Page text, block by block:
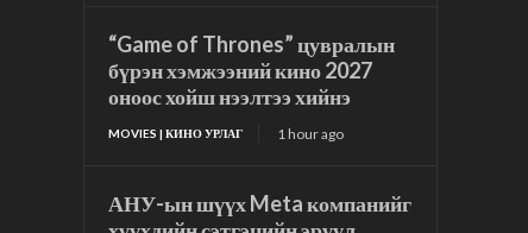
“Game of Thrones” цувралын
бүрэн хэмжээний кино 2027
оноос хойш нээлтээ хийнэ
MOVIES | КИНО УРЛАГ 1 hour ago
АНУ-ын шүүх Meta компанийг